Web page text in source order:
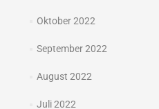
Oktober 2022
September 2022
August 2022
Juli 2022